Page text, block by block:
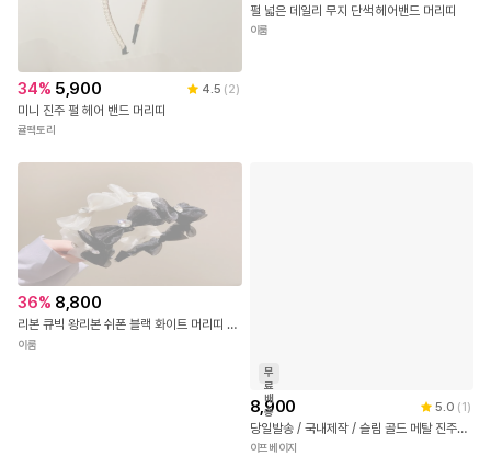
34% 5,900 4.5 (2)
미니 진주 펄 헤어 밴드 머리띠
귤팩토리
펄 넓은 데일리 무지 단색 헤어밴드 머리띠
이룸
36% 8,800
리본 큐빅 왕리본 쉬폰 블랙 화이트 머리띠 헤어밴드 포인트 진주 공주
이룸
무
료
배
송
8,900 5.0 (1)
당일발송 / 국내제작 / 슬림 골드 메탈 진주머리띠 진주헤어밴드 안아픈머리띠 하객룩 웨딩머리띠 코사지 3 type
이프베이지